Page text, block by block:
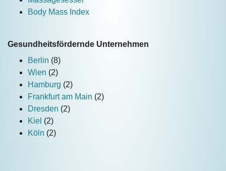
Body Mass Index
Gesundheitsfördernde Unternehmen
Berlin (8)
Wien (2)
Hamburg (2)
Frankfurt am Main (2)
Dresden (2)
Kiel (2)
Köln (2)